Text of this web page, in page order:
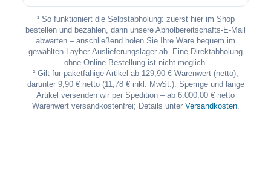
¹ So funktioniert die Selbstabholung: zuerst hier im Shop
bestellen und bezahlen, dann unsere Abholbereitschafts-E-Mail
abwarten – anschließend holen Sie Ihre Ware bequem im
gewählten Layher-Auslieferungslager ab. Eine Direktabholung
ohne Online-Bestellung ist nicht möglich.
² Gilt für paketfähige Artikel ab 129,90 € Warenwert (netto);
darunter 9,90 € netto (11,78 € inkl. MwSt.). Sperrige und lange
Artikel versenden wir per Spedition – ab 6.000,00 € netto
Warenwert versandkostenfrei; Details unter Versandkosten.